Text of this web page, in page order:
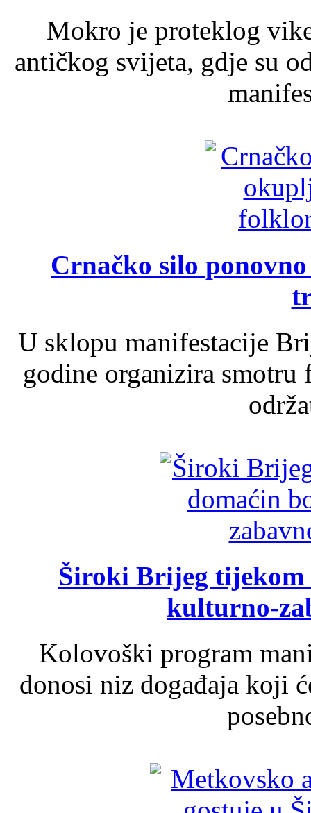
Mokro je proteklog
antičkog svijeta, gdje su
Crnačko silo
U sklopu manifestacije
godine organizira
Široki Brijeg tijekom
kulturno-
Kolovoški program
donosi niz događaja koji